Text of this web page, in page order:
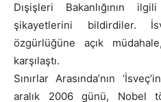
Dışişleri Bakanlığının
şikayetlerini bildirdiler.
özgürlüğüne açık
karşılaştı.
Sınırlar Arasında’nın
aralık 2006 günü, Nobel